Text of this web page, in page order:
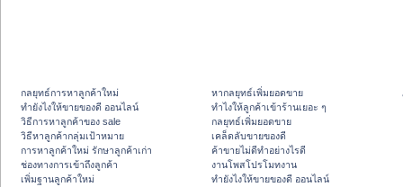
กลยุทธ์การหาลูกค้าใหม่
ทํายังไงให้ขายของดี ออนไลน์
วิธีการหาลูกค้าของ sale
วิธีหาลูกค้ากลุ่มเป้าหมาย
การหาลูกค้าใหม่ รักษาลูกค้าเก่า
ช่องทางการเข้าถึงลูกค้า
เพิ่มฐานลูกค้าใหม่
หากลยุทธ์เพิ่มยอดขาย
ทําไงให้ลูกค้าเข้าร้านเยอะ ๆ
กลยุทธ์เพิ่มยอดขาย
เคล็ดลับขายของดี
ค้าขายไม่ดีทำอย่างไรดี
งานโพสโปรโมทงาน
ทํายังไงให้ขายของดี ออนไลน์